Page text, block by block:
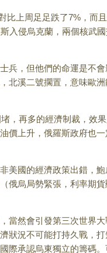
上周足足跌了7%，而
入侵烏克蘭，兩個核武
，但他們的命運是不
溪二號擱置，意味歐
再多的經濟制裁，效
上升，俄羅斯政府也
美國的經濟政策出錯，鮑
俄烏局勢緊張，利率期貨
當然會引發第三次世界大
狀況不可能打持久戰，打
際承認烏東獨立的籌碼。